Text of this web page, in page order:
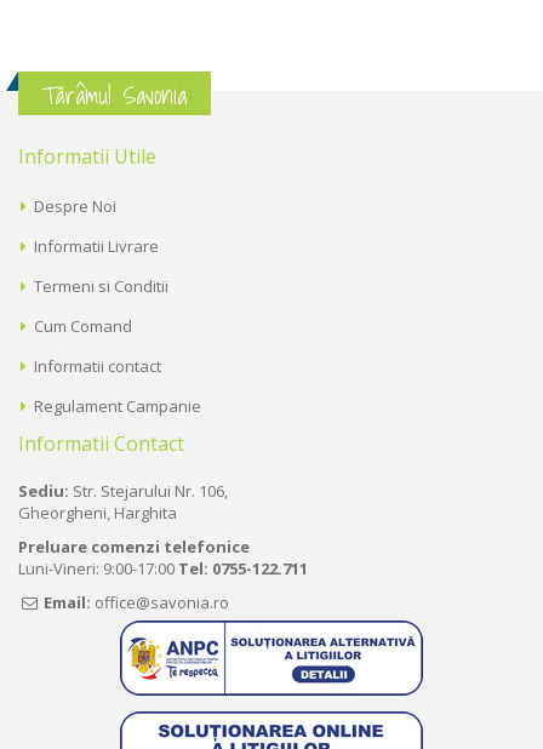
Tărâmul Savonia
Informatii Utile
Despre Noi
Informatii Livrare
Termeni si Conditii
Cum Comand
Informatii contact
Regulament Campanie
Informatii Contact
Sediu: Str. Stejarului Nr. 106,
Gheorgheni, Harghita
Preluare comenzi telefonice
Luni-Vineri: 9:00-17:00 Tel: 0755-122.711
Email: office@savonia.ro